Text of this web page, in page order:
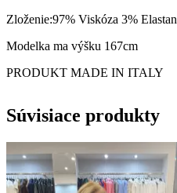
Zloženie:97% Viskóza 3% Elastan
Modelka ma výšku 167cm
PRODUKT MADE IN ITALY
Súvisiace produkty